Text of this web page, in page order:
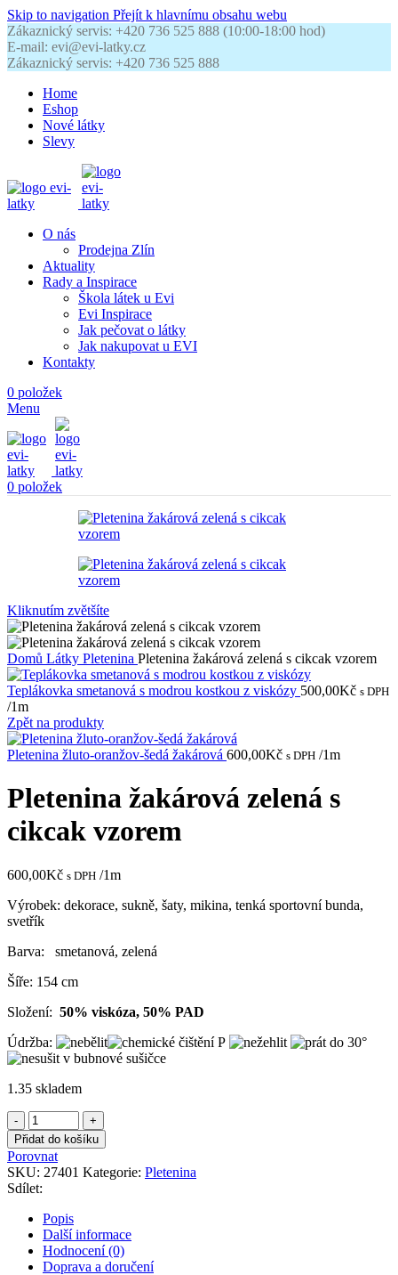
Skip to navigation Přejít k hlavnímu obsahu webu
Zákaznický servis: +420 736 525 888 (10:00-18:00 hod)
E-mail: evi@evi-latky.cz
Zákaznický servis: +420 736 525 888
Home
Eshop
Nové látky
Slevy
O nás
Prodejna Zlín
Aktuality
Rady a Inspirace
Škola látek u Evi
Evi Inspirace
Jak pečovat o látky
Jak nakupovat u EVI
Kontakty
0 položek
Menu
0 položek
Kliknutím zvětšíte
Domů Látky Pletenina Pletenina žakárová zelená s cikcak vzorem
Teplákovka smetanová s modrou kostkou z viskózy 500,00Kč s DPH
/1m
Zpět na produkty
Pletenina žluto-oranžov-šedá žakárová 600,00Kč s DPH /1m
Pletenina žakárová zelená s
cikcak vzorem
600,00Kč s DPH /1m
Výrobek: dekorace, sukně, šaty, mikina, tenká sportovní bunda,
svetřík
Barva: smetanová, zelená
Šíře: 154 cm
Složení: 50% viskóza, 50% PAD
Údržba:
1.35 skladem
Pletenina
žakárová
zelená
s
cikcak
vzorem
množství
Přidat do košíku
Porovnat
SKU: 27401 Kategorie: Pletenina
Sdílet:
Popis
Další informace
Hodnocení (0)
Doprava a doručení